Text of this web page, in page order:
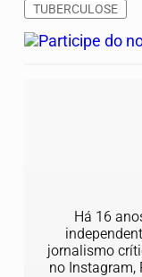
TUBERCULOSE
Há 16
jornalismo
no Instagram,